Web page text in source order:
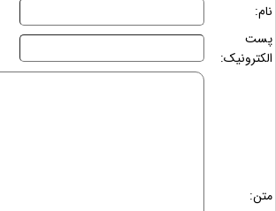
نام:
پست
الکترونیک:
متن: